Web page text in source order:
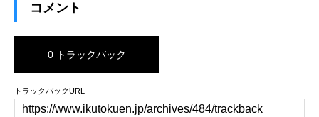
コメント
0 トラックバック
トラックバックURL